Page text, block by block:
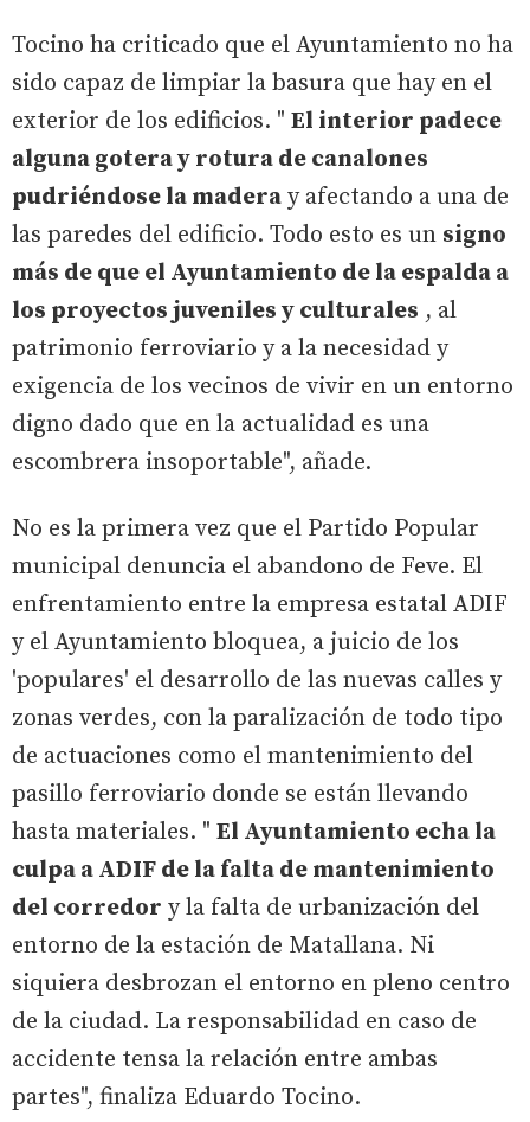
Tocino ha criticado que el Ayuntamiento no ha
sido capaz de limpiar la basura que hay en el
exterior de los edificios. " El interior padece
alguna gotera y rotura de canalones
pudriéndose la madera y afectando a una de
las paredes del edificio. Todo esto es un signo
más de que el Ayuntamiento de la espalda a
los proyectos juveniles y culturales , al
patrimonio ferroviario y a la necesidad y
exigencia de los vecinos de vivir en un entorno
digno dado que en la actualidad es una
escombrera insoportable", añade.
No es la primera vez que el Partido Popular
municipal denuncia el abandono de Feve. El
enfrentamiento entre la empresa estatal ADIF
y el Ayuntamiento bloquea, a juicio de los
'populares' el desarrollo de las nuevas calles y
zonas verdes, con la paralización de todo tipo
de actuaciones como el mantenimiento del
pasillo ferroviario donde se están llevando
hasta materiales. " El Ayuntamiento echa la
culpa a ADIF de la falta de mantenimiento
del corredor y la falta de urbanización del
entorno de la estación de Matallana. Ni
siquiera desbrozan el entorno en pleno centro
de la ciudad. La responsabilidad en caso de
accidente tensa la relación entre ambas
partes", finaliza Eduardo Tocino.